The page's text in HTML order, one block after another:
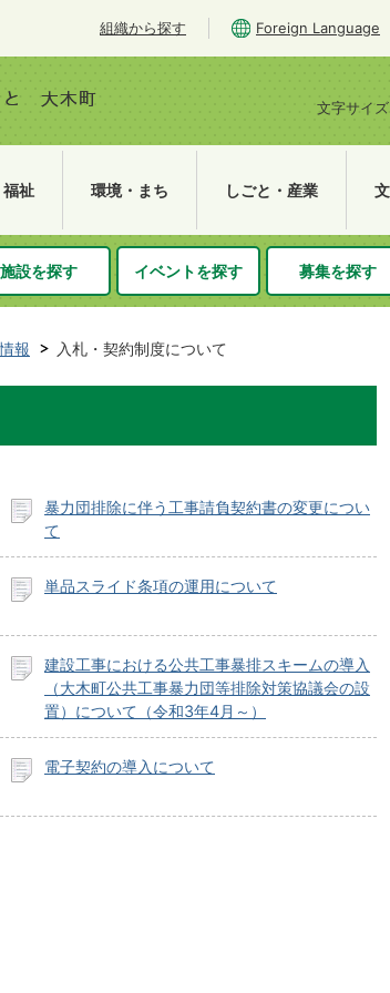
組織から探す Foreign Language
文字サイズ
福祉 環境・まち しごと・産業
施設を探す イベントを探す 募集を探す
報 入札・契約制度について
暴力団排除に伴う工事請負契約書の変更につい
て
単品スライド条項の運用について
建設工事における公共工事暴排スキームの導入
（大木町公共工事暴力団等排除対策協議会の設
置）について（令和3年4月～）
電子契約の導入について